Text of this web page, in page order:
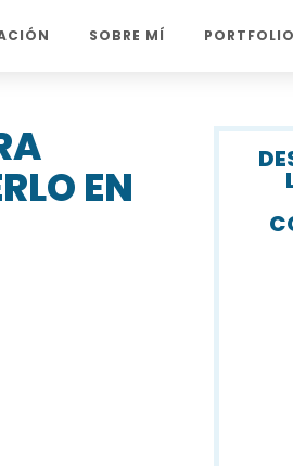
SOBRE MÍ PORTFOLIO
EN